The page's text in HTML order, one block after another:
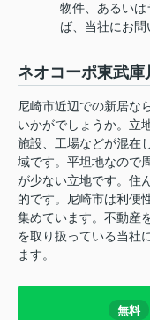
物件、あるい
ば、当社にお問
ネオコーポ東武
尼崎市近辺での新居な
いかがでしょうか。立
施設、工場などが混在
域です。平坦地なので
が少ない立地です。住
的です。尼崎市は利便
集めています。不動産
を取り扱っている当社
ます。
無料